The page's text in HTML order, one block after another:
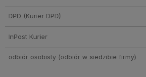
DPD (Kurier DPD)
InPost Kurier
odbiór osobisty(odbiór w siedzibie firmy)